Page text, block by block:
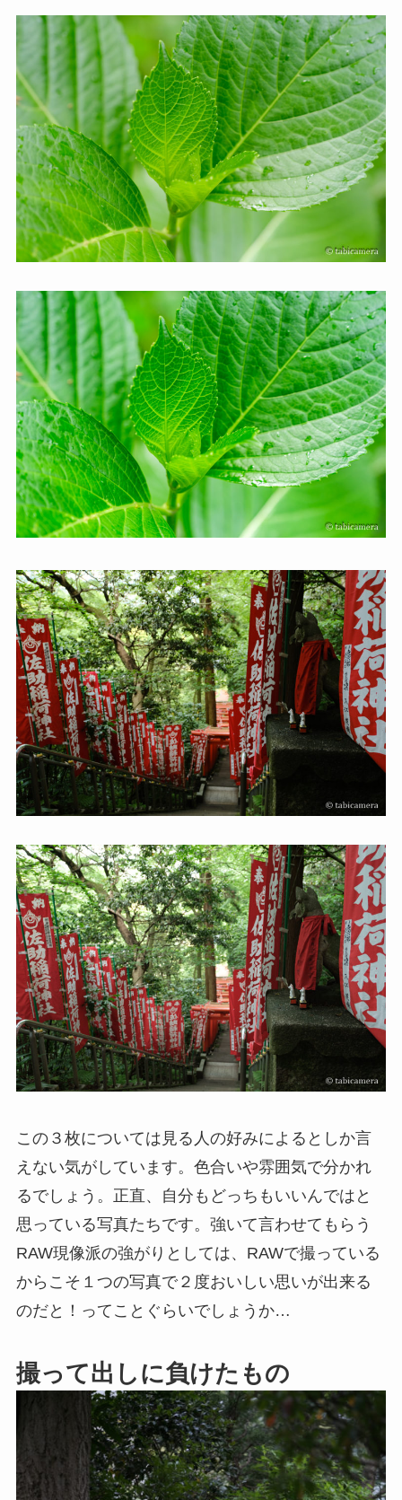
この３枚については見る人の好みによるとしか言
えない気がしています。色合いや雰囲気で分かれ
るでしょう。正直、自分もどっちもいいんではと
思っている写真たちです。強いて言わせてもらう
RAW現像派の強がりとしては、RAWで撮っている
からこそ１つの写真で２度おいしい思いが出来る
のだと！ってことぐらいでしょうか…
撮って出しに負けたもの